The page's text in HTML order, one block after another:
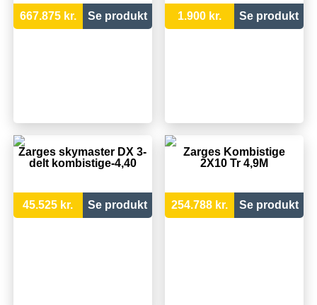
667.875 kr. Se produkt 1.900 kr. Se produkt
Zarges skymaster DX 3-
delt kombistige-4,40
45.525 kr. Se produkt
Zarges Kombistige
2X10 Tr 4,9M
254.788 kr. Se produkt